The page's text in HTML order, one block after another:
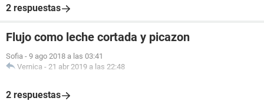
2 respuestas
Flujo como leche cortada y picazon
Sofia - 9 ago 2018 a las 03:41
Vernica - 21 abr 2019 a las 22:48
2 respuestas